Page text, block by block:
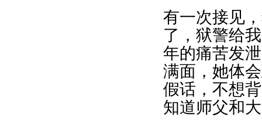
有一次接见
了，狱警给
年的痛苦发
满面，她体
假话，不想
知道师父和